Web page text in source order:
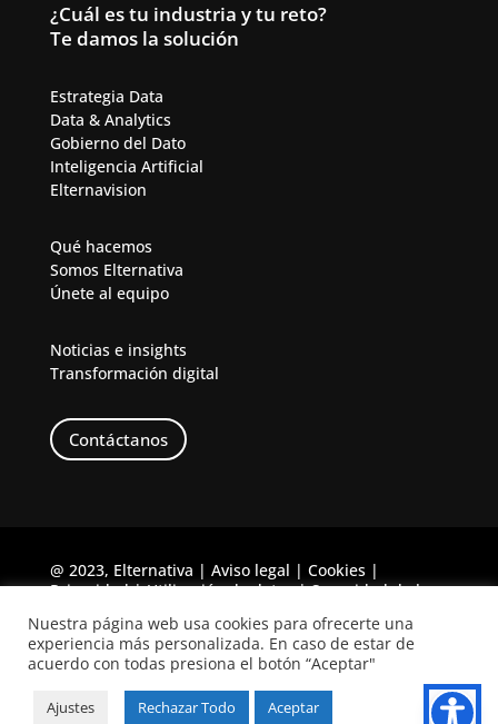
¿Cuál es tu industria y tu reto?
Te damos la solución
Estrategia Data
Data & Analytics​
Gobierno del Dato
Inteligencia Artificial​
Elternavision
Qué hacemos
Somos Elternativa
Únete al equipo
Noticias e insights
Transformación digital
Contáctanos
@ 2023, Elternativa | Aviso legal | Cookies|
Privacidad|Utilización de datos|Seguridad de la
Prevención y riesgos laborales|Canal ético
Nuestra página web usa cookies para ofrecerte una
experiencia más personalizada. En caso de estar de
acuerdo con todas presiona el botón “Aceptar"
Ajustes Rechazar Todo Aceptar